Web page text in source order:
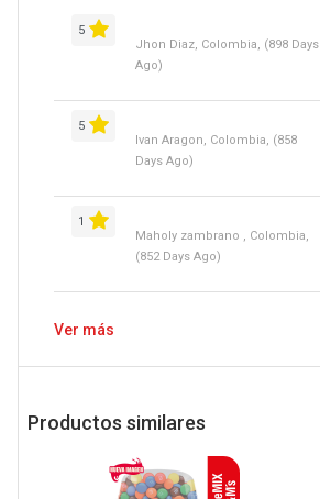
5
Jhon Diaz, Colombia, (898 Days
Ago)
5
Ivan Aragon, Colombia, (858
Days Ago)
1
Maholy zambrano , Colombia,
(852 Days Ago)
Ver más
Productos similares